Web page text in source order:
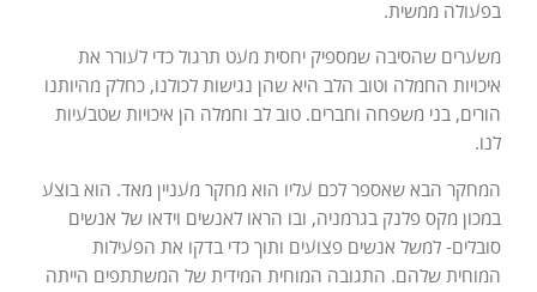
בפעולה ממשית.
משערים שהסיבה שמספיק יחסית מעט תרגול כדי לעורר את
איכויות החמלה וטוב הלב היא שהן נגישות לכולנו, כחלק מהיותנו
הורים, בני משפחה וחברים. טוב לב וחמלה הן איכויות שטבעיות
לנו.
המחקר הבא שאספר לכם עליו הוא מחקר מעניין מאד. הוא בוצע
במכון מקס פלנק בגרמניה, ובו הראו לאנשים וידאו של אנשים
סובלים- למשל אנשים פצועים ותוך כדי בדקו את הפעילות
המוחית שלהם. התגובה המוחית המידית של המשתתפים הייתה